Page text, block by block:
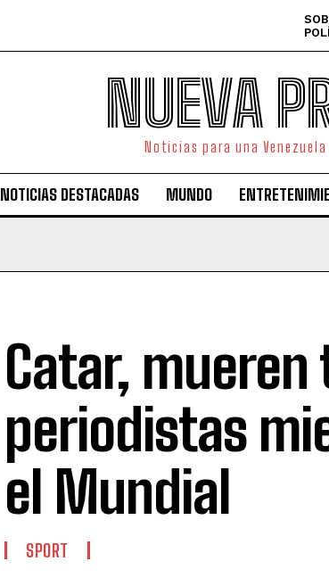
NUEVA
Noticias para una Venezuela
NOTICIAS DESTACADAS MUNDO
Catar, mueren
periodistas
el Mundial
SPORT